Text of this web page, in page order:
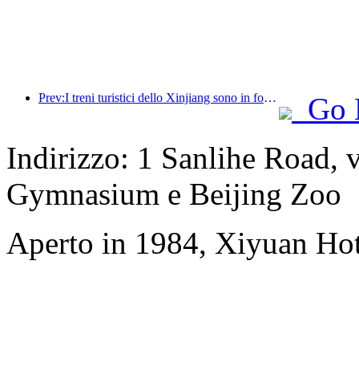
Prev:I treni turistici dello Xinjiang sono in forte espansione, dando impulso all'economia culturale e turistica
Go
Indirizzo: 1 Sanlihe Road,
Gymnasium e Beijing Zoo
Aperto in 1984, Xiyuan